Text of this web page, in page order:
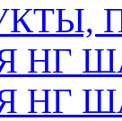
НГ
НГ